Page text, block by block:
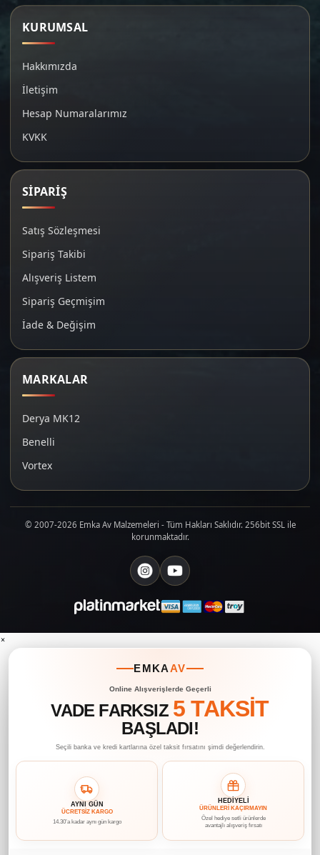
KURUMSAL
Hakkımızda
İletişim
Hesap Numaralarımız
KVKK
SİPARİŞ
Satış Sözleşmesi
Sipariş Takibi
Alışveriş Listem
Sipariş Geçmişim
İade & Değişim
MARKALAR
Derya MK12
Benelli
Vortex
© 2007-2026 Emka Av Malzemeleri - Tüm Hakları Saklıdır. 256bit SSL ile
korunmaktadır.
×
EMKAAV
Online Alışverişlerde Geçerli
VADE FARKSIZ 5 TAKSİT
BAŞLADI!
Seçili banka ve kredi kartlarına özel taksit fırsatını şimdi değerlendirin.
AYNI GÜN
ÜCRETSİZ KARGO
14.30’a kadar aynı gün kargo
HEDİYELİ
ÜRÜNLERİ KAÇIRMAYIN
Özel hediye setli ürünlerde
avantajlı alışveriş fırsatı